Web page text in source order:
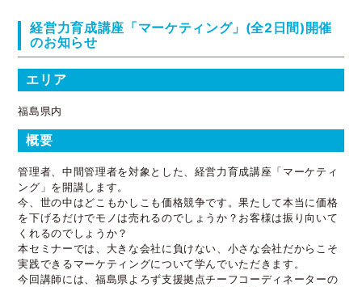
経営力育成講座「マーケティング」(全2日間)開催
のお知らせ
エリア
福島県内
概要
管理者、中間管理者を対象とした、経営力育成講座「マーケティ
ング」を開講します。
今、世の中はどこもかしこも価格競争です。果たして本当に価格
を下げるだけでモノは売れるのでしょうか？お客様は振り向いて
くれるのでしょうか？
本セミナーでは、大きな会社に負けない、小さな会社だからこそ
実践できるマーケティングについて学んでいただきます。
今回講師には、福島県よろず支援拠点チーフコーディネーターの